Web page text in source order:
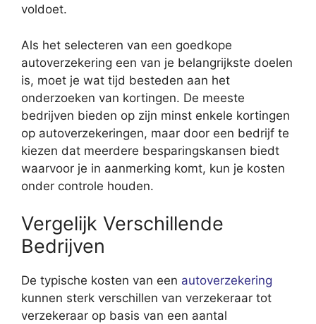
voldoet.
Als het selecteren van een goedkope
autoverzekering een van je belangrijkste doelen
is, moet je wat tijd besteden aan het
onderzoeken van kortingen. De meeste
bedrijven bieden op zijn minst enkele kortingen
op autoverzekeringen, maar door een bedrijf te
kiezen dat meerdere besparingskansen biedt
waarvoor je in aanmerking komt, kun je kosten
onder controle houden.
Vergelijk Verschillende
Bedrijven
De typische kosten van een autoverzekering
kunnen sterk verschillen van verzekeraar tot
verzekeraar op basis van een aantal